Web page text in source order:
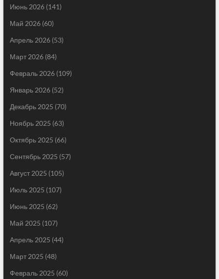
Июнь 2026(141)
Май 2026(60)
Апрель 2026(53)
Март 2026(84)
Февраль 2026(109)
Январь 2026(52)
Декабрь 2025 (70)
Ноябрь 2025 (63)
Октябрь 2025 (66)
Сентябрь 2025 (57)
Август 2025 (105)
Июль 2025 (107)
Июнь 2025 (62)
Май 2025 (107)
Апрель 2025 (44)
Март 2025 (48)
Февраль 2025 (60)